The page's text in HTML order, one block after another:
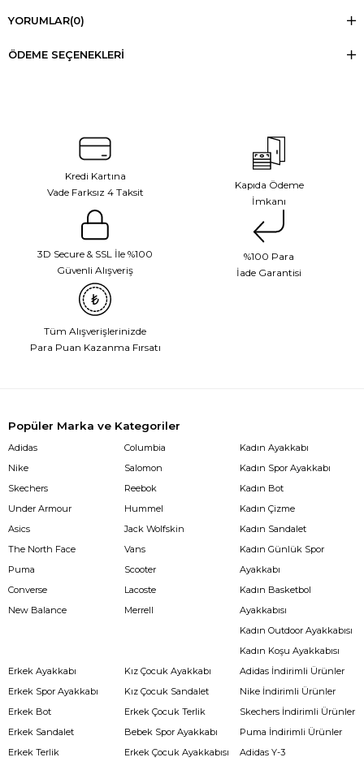
YORUMLAR(0)
ÖDEME SEÇENEKLERI
Kredi Kartına
Vade Farksız 4 Taksit
Kapıda Ödeme
İmkanı
3D Secure & SSL İle %100
Güvenli Alışveriş
%100 Para
İade Garantisi
Tüm Alışverişlerinizde
Para Puan Kazanma Fırsatı
Popüler Marka ve Kategoriler
Adidas
Nike
Skechers
Under Armour
Asics
The North Face
Puma
Converse
New Balance
Columbia
Salomon
Reebok
Hummel
Jack Wolfskin
Vans
Scooter
Lacoste
Merrell
Kadın Ayakkabı
Kadın Spor Ayakkabı
Kadın Bot
Kadın Çizme
Kadın Sandalet
Kadın Günlük Spor
Ayakkabı
Kadın Basketbol
Ayakkabısı
Kadın Outdoor Ayakkabısı
Kadın Koşu Ayakkabısı
Erkek Ayakkabı
Erkek Spor Ayakkabı
Erkek Bot
Erkek Sandalet
Erkek Terlik
Kız Çocuk Ayakkabı
Kız Çocuk Sandalet
Erkek Çocuk Terlik
Bebek Spor Ayakkabı
Erkek Çocuk Ayakkabısı
Adidas İndirimli Ürünler
Nike İndirimli Ürünler
Skechers İndirimli Ürünler
Puma İndirimli Ürünler
Adidas Y-3